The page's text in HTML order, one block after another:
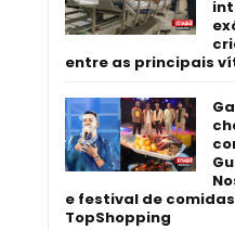
entre as principais
e festival de
TopShopping